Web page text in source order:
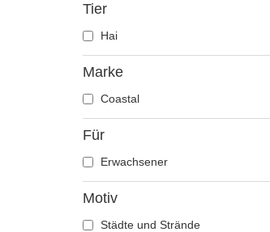
Tier
Hai
Marke
Coastal
Für
Erwachsener
Motiv
Städte und Strände